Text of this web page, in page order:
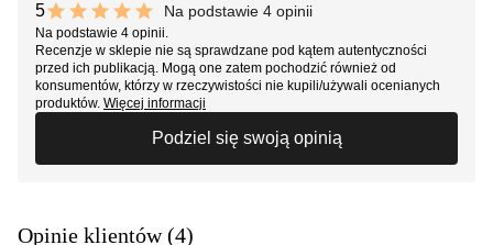
5
10 out of 10 stars
Na podstawie 4 opinii
Na podstawie 4 opinii.
Recenzje w sklepie nie są sprawdzane pod kątem autentyczności
przed ich publikacją. Mogą one zatem pochodzić również od
konsumentów, którzy w rzeczywistości nie kupili/używali ocenianych
produktów. Więcej informacji
Podziel się swoją opinią
Opinie klientów (4)